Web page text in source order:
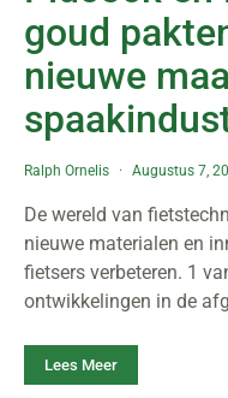
goud
nieuwe
Ralph Ornelis Augustus 7,
De wereld van
nieuwe materialen en
fietsers verbeteren. 1
ontwikkelingen in de
Lees Meer